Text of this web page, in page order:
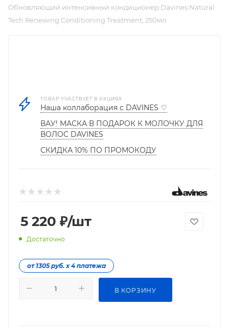
Обновляющий интенсивный кондиционер Davines Natural
Tech Renewing Conditioning Treatment, 250мл
ТОВАР УЧАСТВУЕТ В АКЦИЯХ
Наша коллаборация с DAVINES ♡
ВАУ! МАСКА В ПОДАРОК К МОЛОЧКУ ДЛЯ
ВОЛОС DAVINES
СКИДКА 10% ПО ПРОМОКОДУ
5 220 ₽/шт
Достаточно
от 1305 руб. х 4 платежа
В КОРЗИНУ